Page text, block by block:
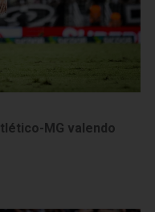
MG valendo